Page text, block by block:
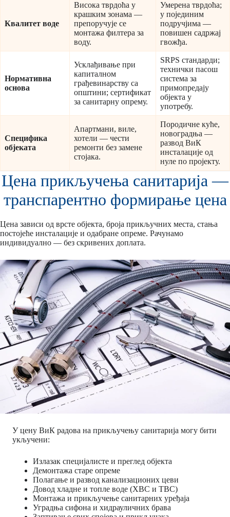
Квалитет воде
Висока тврдоћа у
крашким зонама —
препоручује се
монтажа филтера за
воду.
Умерена тврдоћа;
у појединим
подручјима —
повишен садржај
гвожђа.
Нормативна
основа
Усклађивање при
капиталном
грађевинарству са
општини; сертификат
за санитарну опрему.
SRPS стандарди;
технички пасош
система за
примопредају
објекта у
употребу.
Специфика
објеката
Апартмани, виле,
хотели — чести
ремонти без замене
стојака.
Породичне куће,
новоградња —
развод ВиК
инсталације од
нуле по пројекту.
Цена прикључења санитарија —
транспарентно формирање цена
Цена зависи од врсте објекта, броја прикључних места, стања
постојеће инсталације и одабране опреме. Рачунамо
индивидуално — без скривених доплата.
У цену ВиК радова на прикључењу санитарија могу бити
укључени:
Излазак специјалисте и преглед објекта
Демонтажа старе опреме
Полагање и развод канализационих цеви
Довод хладне и топле воде (ХВС и ТВС)
Монтажа и прикључење санитарних уређаја
Уградња сифона и хидрауличних брава